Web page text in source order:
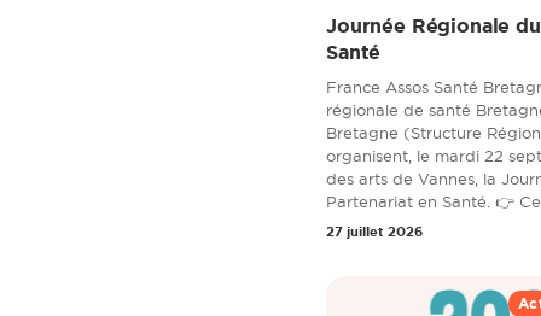
Journée Régionale
Santé
France Assos Santé
régionale de santé
Bretagne (Structure
organisent, le mardi 22
des arts de Vannes, la
Partenariat en Santé. 👉
27 juillet 2026